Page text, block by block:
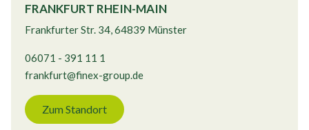
FRANKFURT RHEIN-MAIN
Frankfurter Str. 34, 64839 Münster
06071 - 391 11 1
frankfurt@finex-group.de
Zum Standort